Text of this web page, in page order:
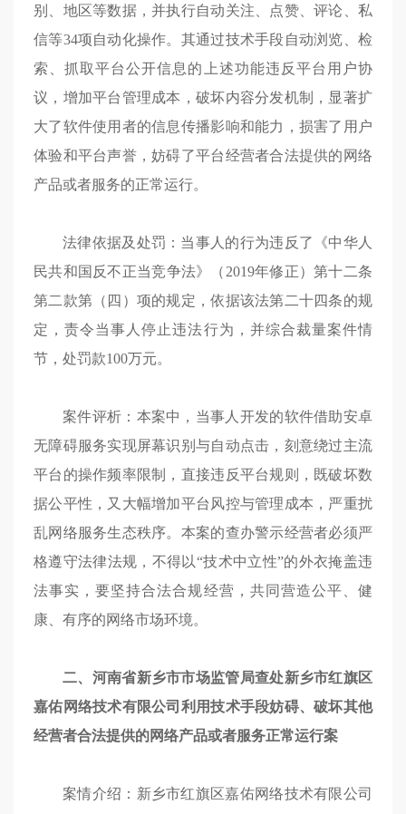
别、地区等数据，并执行自动关注、点赞、评论、私
信等34项自动化操作。其通过技术手段自动浏览、检
索、抓取平台公开信息的上述功能违反平台用户协
议，增加平台管理成本，破坏内容分发机制，显著扩
大了软件使用者的信息传播影响和能力，损害了用户
体验和平台声誉，妨碍了平台经营者合法提供的网络
产品或者服务的正常运行。
法律依据及处罚：当事人的行为违反了《中华人
民共和国反不正当竞争法》（2019年修正）第十二条
第二款第（四）项的规定，依据该法第二十四条的规
定，责令当事人停止违法行为，并综合裁量案件情
节，处罚款100万元。
案件评析：本案中，当事人开发的软件借助安卓
无障碍服务实现屏幕识别与自动点击，刻意绕过主流
平台的操作频率限制，直接违反平台规则，既破坏数
据公平性，又大幅增加平台风控与管理成本，严重扰
乱网络服务生态秩序。本案的查办警示经营者必须严
格遵守法律法规，不得以“技术中立性”的外衣掩盖违
法事实，要坚持合法合规经营，共同营造公平、健
康、有序的网络市场环境。
二、河南省新乡市市场监管局查处新乡市红旗区
嘉佑网络技术有限公司利用技术手段妨碍、破坏其他
经营者合法提供的网络产品或者服务正常运行案
案情介绍：新乡市红旗区嘉佑网络技术有限公司